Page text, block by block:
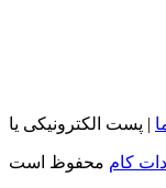
دات کام